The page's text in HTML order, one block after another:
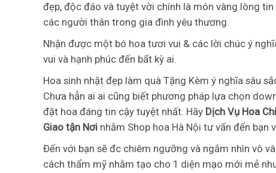
đẹp, độc đáo và tuyệt vời chính là món vàng lòng
các người thân trong gia đình yêu thương.
Nhận được một bó hoa tươi vui & các lời chúc ý
vui và hạnh phúc đến bất kỳ ai.
Hoa sinh nhật đẹp làm quà Tặng Kèm ý nghĩa sâu
Chưa hẳn ai ai cũng biết phương pháp lựa chọn
đặt hoa đáng tin cậy tuyệt nhất. Hãy Dịch Vụ Hoa
Giao tận Nơi nhằm Shop hoa Hà Nội tư vấn đến bạn
Đến với bạn sẽ đc chiêm ngưỡng và ngắm nhìn vô
cách thẩm mỹ nhằm tạo cho 1 diện mạo mới mẻ